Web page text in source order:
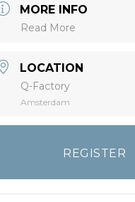
MORE INFO
Read More
LOCATION
Q-Factory
Amsterdam
REGISTER